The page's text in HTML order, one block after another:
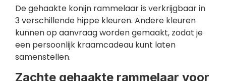
De gehaakte konijn rammelaar is verkrijgbaar in
3 verschillende hippe kleuren. Andere kleuren
kunnen op aanvraag worden gemaakt, zodat je
een persoonlijk kraamcadeau kunt laten
samenstellen.
Zachte gehaakte rammelaar voor